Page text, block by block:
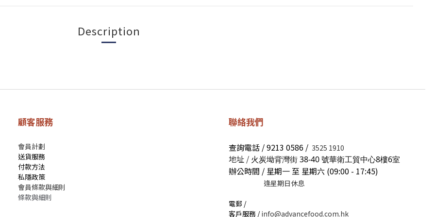
Description
顧客服務
會員計劃
送貨服務
付款方法
私隱政策
會員條款與細則
條款與細則
聯絡我們
查詢電話 / 9213 0586 / 3525 1910
地址 / 火炭坳背灣街 38-40 號華衛工貿中心8樓6室
辦公時間 / 星期一 至 星期六 (09:00 - 17:45)
逢星期日休息
電郵 /
客戶服務 /info@advancefood.com.hk